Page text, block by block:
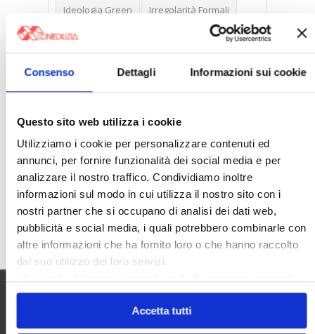
Consenso Dettagli Informazioni sui cookie
Questo sito web utilizza i cookie
Utilizziamo i cookie per personalizzare contenuti ed
annunci, per fornire funzionalità dei social media e per
analizzare il nostro traffico. Condividiamo inoltre
informazioni sul modo in cui utilizza il nostro sito con i
nostri partner che si occupano di analisi dei dati web,
pubblicità e social media, i quali potrebbero combinarle con
altre informazioni che ha fornito loro o che hanno raccolto
dal suo utilizzo dei loro servizi.
solo i cookie necessari.
Accetta tutti
Ideologia Green
Irregolarità Formali
Libero Mercato
New York
Nudaproprietà
Prezzi Case
Prima Casa
Proprietari Casa
Ruderi
Sicurezza
Sommerso
Sunia
Trasferimenti
Treviso
Valore Case
Cerca